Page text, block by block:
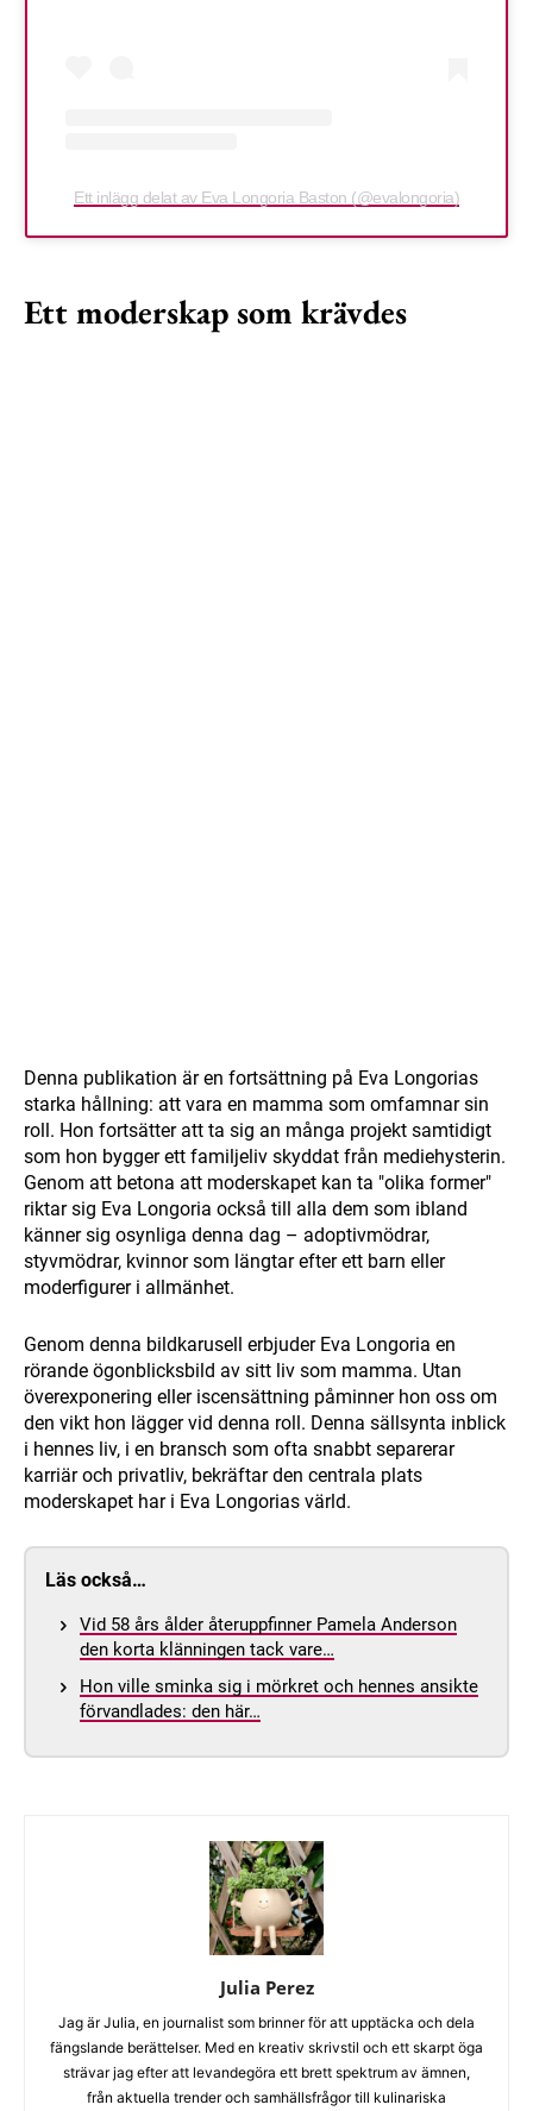
Ett inlägg delat av Eva Longoria Baston (@evalongoria)
Ett moderskap som krävdes
Denna publikation är en fortsättning på Eva Longorias
starka hållning: att vara en mamma som omfamnar sin
roll. Hon fortsätter att ta sig an många projekt samtidigt
som hon bygger ett familjeliv skyddat från mediehysterin.
Genom att betona att moderskapet kan ta "olika former"
riktar sig Eva Longoria också till alla dem som ibland
känner sig osynliga denna dag – adoptivmödrar,
styvmödrar, kvinnor som längtar efter ett barn eller
moderfigurer i allmänhet.
Genom denna bildkarusell erbjuder Eva Longoria en
rörande ögonblicksbild av sitt liv som mamma. Utan
överexponering eller iscensättning påminner hon oss om
den vikt hon lägger vid denna roll. Denna sällsynta inblick
i hennes liv, i en bransch som ofta snabbt separerar
karriär och privatliv, bekräftar den centrala plats
moderskapet har i Eva Longorias värld.
Läs också…
Vid 58 års ålder återuppfinner Pamela Anderson
den korta klänningen tack vare…
Hon ville sminka sig i mörkret och hennes ansikte
förvandlades: den här…
Julia Perez
Jag är Julia, en journalist som brinner för att upptäcka och dela
fängslande berättelser. Med en kreativ skrivstil och ett skarpt öga
strävar jag efter att levandegöra ett brett spektrum av ämnen,
från aktuella trender och samhällsfrågor till kulinariska